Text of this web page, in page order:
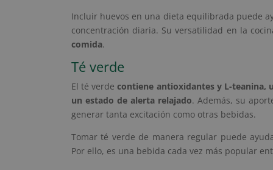
Incluir huevos en una dieta equilibrada puede
concentración diaria. Su versatilidad en la
comida.
Té verde
El té verdecontiene antioxidantes y L-teanina,
un estado de alerta relajado. Además, su
generar tanta excitación como otras bebidas.
Tomar té verde de manera regular puede
Por ello, es una bebida cada vez más popular